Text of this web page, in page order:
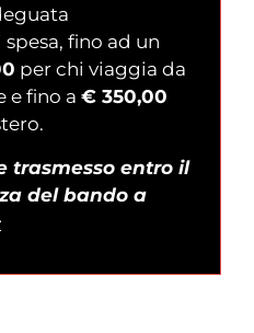
fino ad un
per chi viaggia da
e fino a € 350,00
trasmesso entro il
del bando a